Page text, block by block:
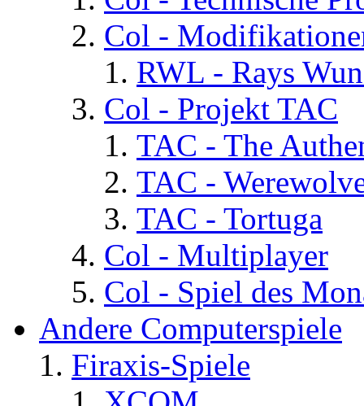
Col -
RWL - Rays
Col - Projekt TAC
TAC - The
TAC -
TAC - Tortuga
Col - Multiplayer
Col - Spiel des
Andere Computerspiele
Firaxis-Spiele